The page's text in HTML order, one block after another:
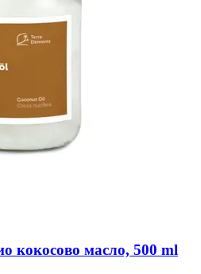
кокосово масло, 500 ml